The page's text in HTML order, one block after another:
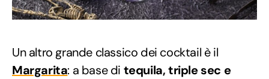
Un altro grande classico dei cocktail è il
Margarita: a base di tequila, triple sec e